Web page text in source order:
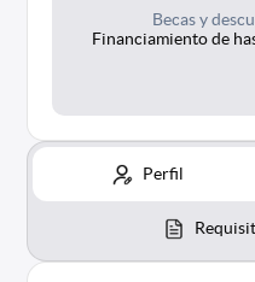
Becas y
Financiamiento de
Perfil